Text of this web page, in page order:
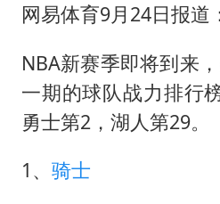
郑丽文：
多个明星
网易体育9月24日报道
NBA新赛季即将到来
一期的球队战力排行
勇士第2，湖人第29。
1、 骑士